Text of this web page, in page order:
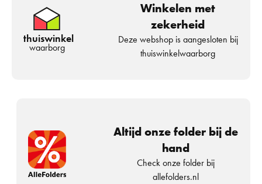
thuiswinkel
waarborg
Winkelen met
zekerheid
Deze webshop is aangesloten bij
thuiswinkelwaarborg
Altijd onze folder bij de
hand
Check onze folder bij
allefolders.nl